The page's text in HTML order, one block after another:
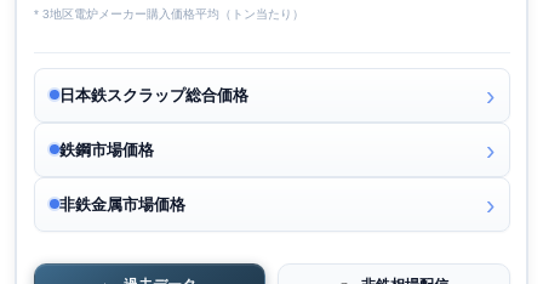
* 3地区電炉メーカー購入価格平均（トン当たり）
日本鉄スクラップ総合価格
鉄鋼市場価格
非鉄金属市場価格